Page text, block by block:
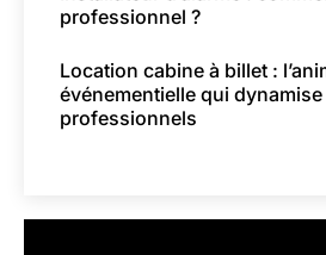
professionnel ?
Location cabine à billet :
événementielle qui
professionnels